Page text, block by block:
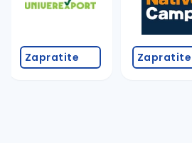
Zapratite Zapratite